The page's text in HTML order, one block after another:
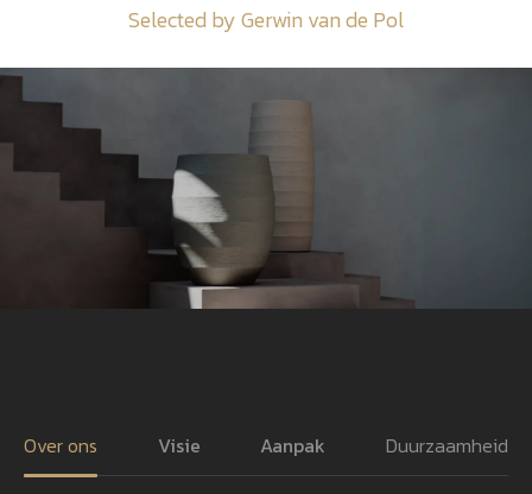
Selected by Gerwin van de Pol
Over ons Visie Aanpak Duurzaamheid